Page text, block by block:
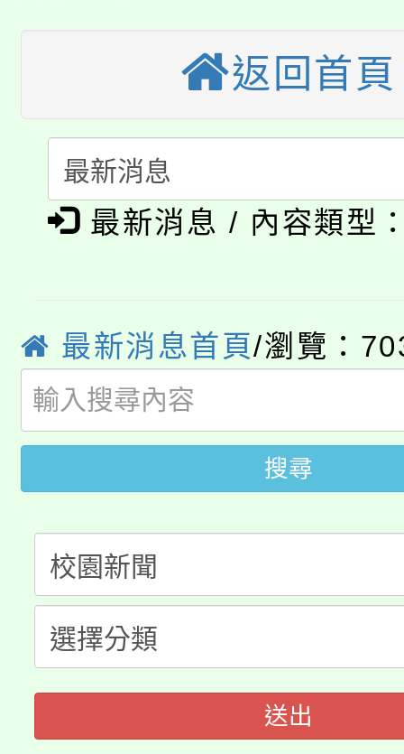
視費優惠，中低收入戶
半價優惠，詳情可洽有
者。
大園自造教育及科技中
份教師增能研習
大溪自造教育及科技
份教師研習
淨零綠生活教案入校路
會
115年食農教育專業人
程
「本色祭」8/29、30在
8/21下午1時於龍潭區
局官網。
8月14至27日，桃園電
開!
115年桃園市運動會8/
田徑場及游泳池舉行。
桃園市低收入戶享有免
視費優惠，中低收入戶
半價優惠，詳情可洽有
者。
大園自造教育及科技
份教師研習
淨零綠生活教案入校路
會
115年食農教育專業人
程
返回首頁
最新消息 / 內容類型
最新消息首頁/瀏覽：
搜尋
送出